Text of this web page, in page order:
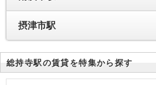
摂津市駅
総持寺駅の賃貸を特集から探す